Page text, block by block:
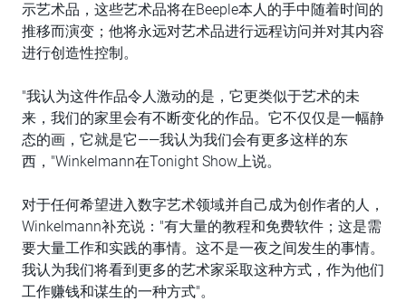
示艺术品，这些艺术品将在Beeple本人的手中随着时间的
推移而演变；他将永远对艺术品进行远程访问并对其内容
进行创造性控制。
"我认为这件作品令人激动的是，它更类似于艺术的未
来，我们的家里会有不断变化的作品。它不仅仅是一幅静
态的画，它就是它——我认为我们会有更多这样的东
西，"Winkelmann在Tonight Show上说。
对于任何希望进入数字艺术领域并自己成为创作者的人，
Winkelmann补充说："有大量的教程和免费软件；这是需
要大量工作和实践的事情。这不是一夜之间发生的事情。
我认为我们将看到更多的艺术家采取这种方式，作为他们
工作赚钱和谋生的一种方式"。